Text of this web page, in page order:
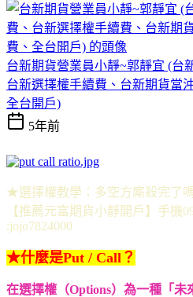
台新期貨營業員小靜~郭靜宜 (台
台新選擇權手續費、台新期貨當
全台開戶)
5年前
★選擇權教學：多空方廝殺完了
【推薦元富期貨小靜開戶】手機
:jojo7824000
★什麼是Put / Call？
在選擇權（Options）為一種「